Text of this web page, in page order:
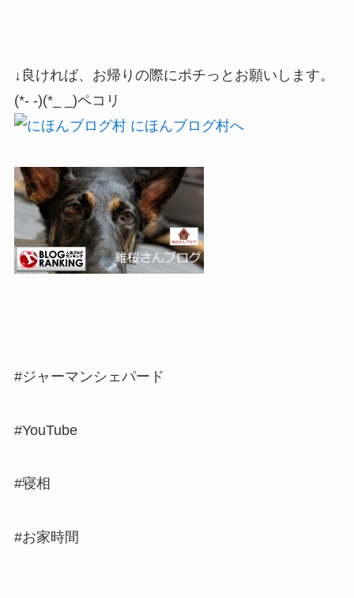
↓良ければ、お帰りの際にポチっとお願いします。
(*- -)(*_ _)ペコリ
#ジャーマンシェパード
#YouTube
#寝相
#お家時間